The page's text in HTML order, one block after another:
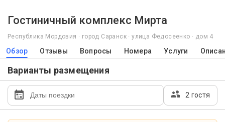
Гостиничный комплекс Мирта
Республика Мордовия · город Саранск · улица Федосеенко · дом 4
Обзор Отзывы Вопросы Номера Услуги
Варианты размещения
2 гостя